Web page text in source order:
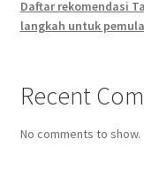
Daftar rekomendasi
langkah untuk
Recent
No comments to show.